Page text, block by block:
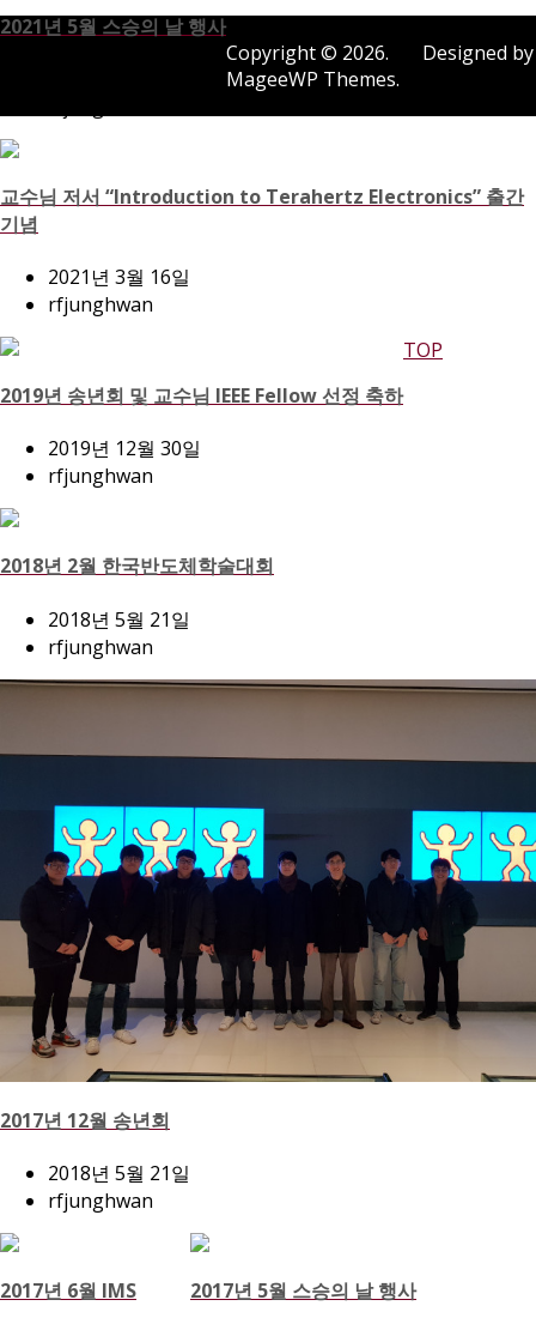
2021년 5월 스승의 날 행사
교수님 저서 “Introduction to Terahertz Electronics” 출간
기념
2021년 3월 16일
rfjunghwan
2019년 송년회 및 교수님 IEEE Fellow 선정 축하
2019년 12월 30일
rfjunghwan
2018년 2월 한국반도체학술대회
2018년 5월 21일
rfjunghwan
2017년 12월 송년회
2018년 5월 21일
rfjunghwan
2017년 6월 IMS 2017년 5월 스승의 날 행사
Copyright © 2026. Designed by
MageeWP Themes.
TOP